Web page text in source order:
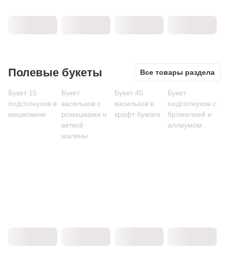
Полевые букеты Все товары раздела
Букет 15
подсолнухов в
мешковине
Букет
васильков с
ромашками и
веткой
малины
Букет 45
васильков в
крафт бумаге
Букет
подсолнухов с
бромелией и
аллиумом